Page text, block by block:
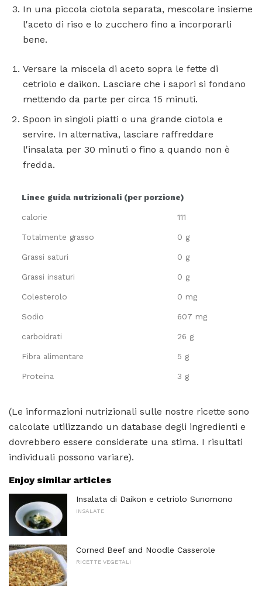
In una piccola ciotola separata, mescolare insieme
l'aceto di riso e lo zucchero fino a incorporarli
bene.
Versare la miscela di aceto sopra le fette di
cetriolo e daikon. Lasciare che i sapori si fondano
mettendo da parte per circa 15 minuti.
Spoon in singoli piatti o una grande ciotola e
servire. In alternativa, lasciare raffreddare
l'insalata per 30 minuti o fino a quando non è
fredda.
Linee guida nutrizionali (per porzione)
calorie 111
Totalmente grasso 0 g
Grassi saturi 0 g
Grassi insaturi 0 g
Colesterolo 0 mg
Sodio 607 mg
carboidrati 26 g
Fibra alimentare 5 g
Proteina 3 g
(Le informazioni nutrizionali sulle nostre ricette sono
calcolate utilizzando un database degli ingredienti e
dovrebbero essere considerate una stima. I risultati
individuali possono variare).
Enjoy similar articles
Insalata di Daikon e cetriolo Sunomono
INSALATE
Corned Beef and Noodle Casserole
RICETTE VEGETALI